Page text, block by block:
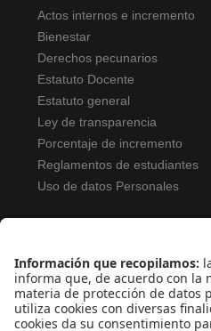
Actos internos e incremento
Bienestar
Derechos pecunarios
Estatuto Docente
Estatuto general
Ley de transparencia
Porcentaje de incremento
Reglamentos de estudiantes
Uso de datos Personales
ENLACES RÁPIDOS
Pentágono
Pentágono Virtual